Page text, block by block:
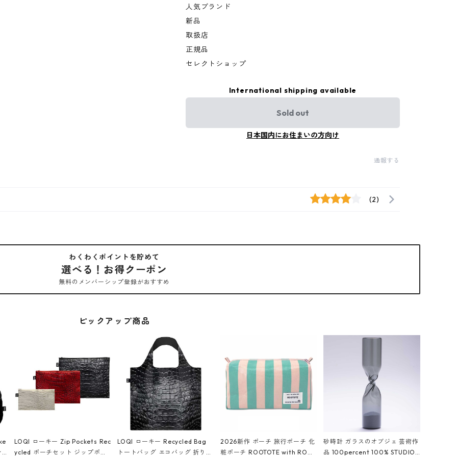
人気ブランド
新品
取扱店
正規品
セレクトショップ
International shipping available
Sold out
日本国内にお住まいの方向け
通報する
(2)
わくわくポイントを貯めて
選べる！お得クーポン
無料のメンバーシップ登録がおすすめ
ピックアップ商品
LOQI ローキー Zip Pockets Rec
ycled ポーチセット ジップポケ
LOQI ローキー Recycled Bag
トートバッグ エコバッグ 折りた
2026新作 ポーチ 旅行ポーチ 化
粧ポーチ ROOTOTE with ROO
砂時計 ガラスのオブジェ 芸術作
品 100percent 100% STUDIO